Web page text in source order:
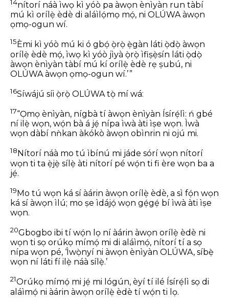
14nítorí náà ìwọ kì yóò pa àwọn ènìyàn run tàbí
mú kì orílẹ̀ èdè di aláìlọ́mọ mọ́, ni OLÚWA àwọn
ọmọ-ogun wí.
15 Èmi kì yóò mú ki ó gbọ́ ọ̀rọ̀ ẹ̀gàn láti ọ̀dọ̀ àwọn
orílẹ̀ èdè mọ́, ìwọ kì yóò jìyà ọ̀rọ̀ ìfiṣẹ̀sín láti ọ̀dọ̀
àwọn ènìyàn tàbí mú kí orílẹ̀ èdè rẹ ṣubú, ni
OLÚWA àwọn ọmọ-ogun wí.’ ”
16Síwájú síi ọ̀rọ̀ OLÚWA tọ̀ mí wá:
17“Ọmọ ènìyàn, nígbà tí àwọn ènìyàn Ísírẹ́lì: ń gbé
ní ilẹ̀ wọn, wọ́n bà á jẹ́ nípa ìwà àti ìṣe wọn. Ìwà
wọn dàbí nǹkan àkókò àwọn obìnrin ni ojú mi.
18 Nítorí náà mo tú ìbínú mi jáde sórí wọn nítorí
wọn ti ta ẹ̀jẹ̀ sílẹ̀ àti nítorí pé wọ́n ti fi ère wọn ba a
jẹ́.
19Mo tú wọn ká sí àárin àwọn orílẹ̀ èdè, a sì fọ́n wọn
ká sí àwọn ìlú; mo ṣe ìdájọ́ wọn gẹ́gẹ́ bí ìwà àti ìṣe
wọn.
20Gbogbo ibi tí wọ́n lọ ní àárin àwọn orílẹ̀ èdè ni
wọn ti sọ orúkọ mímọ́ mi di aláìmọ́, nítorí tí a sọ
nípa wọn pé, ‘Ìwọ̀nyí ni àwọn ènìyàn OLÚWA, síbẹ̀
wọn ní láti fí ilẹ̀ náà sílẹ̀.’
21Orúkọ mímọ́ mi jẹ́ mi lógún, èyí tí ilé Ísírẹ́lì sọ di
aláìmọ́ ni àárin àwọn orílẹ̀ èdè tí wọ́n ti lọ.